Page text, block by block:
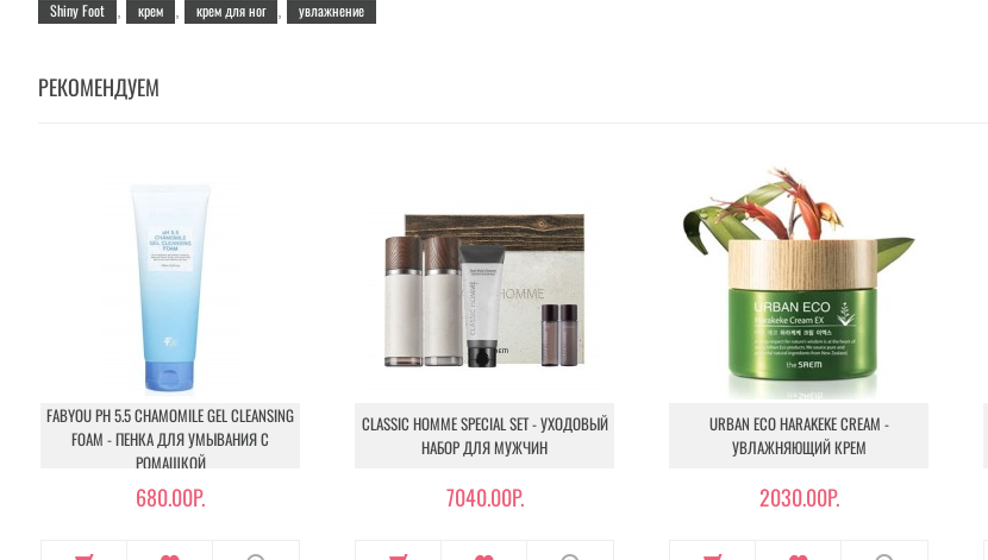
Shiny Foot
крем крем для ног увлажнение
РЕКОМЕНДУЕМ
FABYOU PH 5.5 CHAMOMILE GEL CLEANSING
FOAM - ПЕНКА ДЛЯ УМЫВАНИЯ С
РОМАШКОЙ
680.00Р.
CLASSIC HOMME SPECIAL SET - УХОДОВЫЙ
НАБОР ДЛЯ МУЖЧИН
7040.00Р.
URBAN ECO HARAKEKE CREAM -
УВЛАЖНЯЮЩИЙ КРЕМ
2030.00Р.